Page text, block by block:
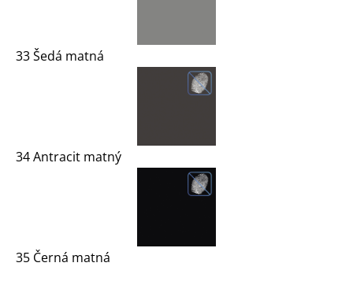
33 Šedá matná
34 Antracit matný
35 Černá matná